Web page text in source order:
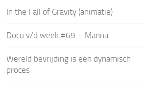
In the Fall of Gravity (animatie)
Docu v/d week #69 – Manna
Wereld bevrijding is een dynamisch
proces